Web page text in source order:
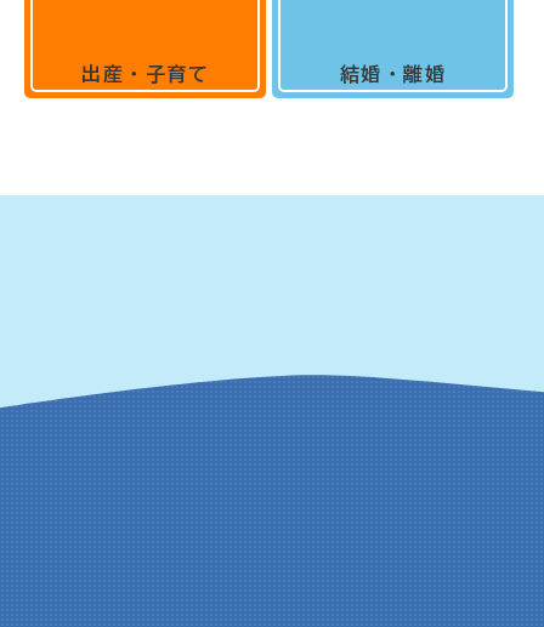
出産・子育て 結婚・離婚